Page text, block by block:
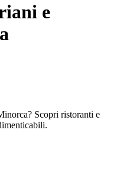
e
Scopri ristoranti e